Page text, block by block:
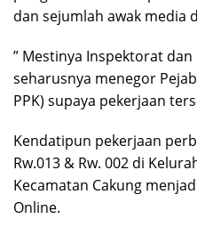
dan sejumlah awak media
” Mestinya Inspektorat
seharusnya menegor
PPK) supaya pekerjaan
Kendatipun pekerjaan
Rw.013 & Rw. 002 di
Kecamatan Cakung
Online.